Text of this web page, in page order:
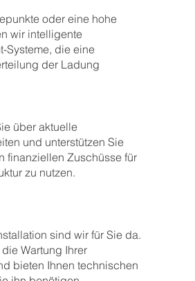
oder eine hohe
wir intelligente
Systeme, die eine
der Ladung
über aktuelle
und unterstützen Sie
finanziellen Zuschüsse für
zu nutzen.
sind wir für Sie da.
Wartung Ihrer
bieten Ihnen technischen